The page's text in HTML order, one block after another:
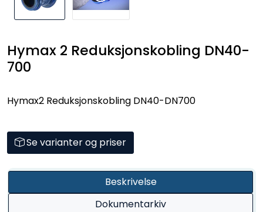
Hymax 2 Reduksjonskobling DN40-
700
Hymax2 Reduksjonskobling DN40-DN700
Se varianter og priser
Beskrivelse
Dokumentarkiv